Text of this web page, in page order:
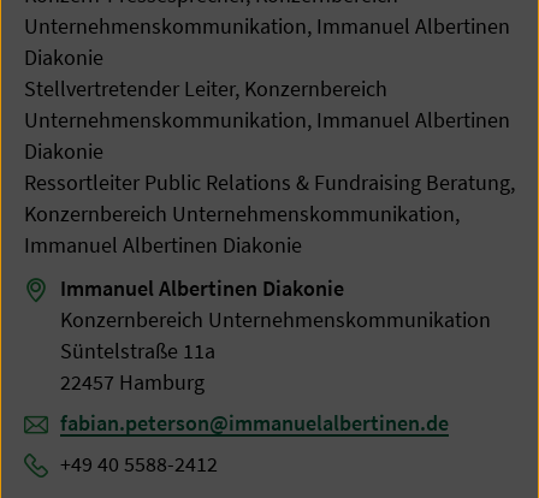
Unternehmenskommunikation, Immanuel Albertinen
Diakonie
Stellvertretender Leiter, Konzernbereich
Unternehmenskommunikation, Immanuel Albertinen
Diakonie
Ressortleiter Public Relations & Fundraising Beratung,
Konzernbereich Unternehmenskommunikation,
Immanuel Albertinen Diakonie
Immanuel Albertinen Diakonie
Konzernbereich Unternehmenskommunikation
Süntelstraße 11a
22457 Hamburg
fabian.peterson@immanuelalbertinen.de
+49 40 5588-2412